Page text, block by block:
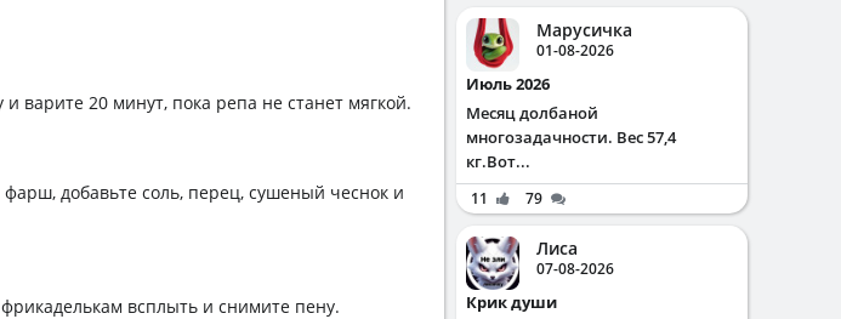
варите 20 минут, пока репа не станет мягкой.
добавьте соль, перец, сушеный чеснок и
всплыть и снимите пену.
Марусичка
01-08-2026
Июль 2026
Месяц долбаной
многозадачности. Вес 57,4
кг.Вот...
11 79
Лиса
07-08-2026
Крик души